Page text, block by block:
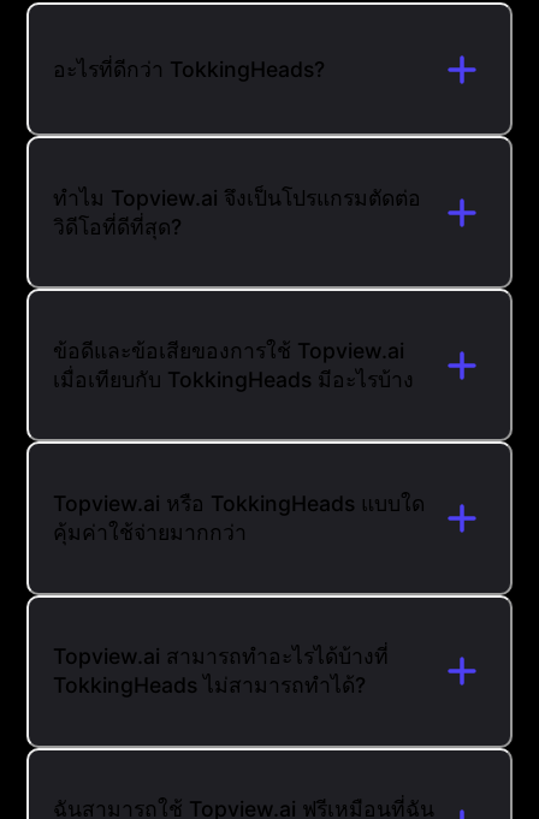
อะไรที่ดีกว่า TokkingHeads?
ทำไม Topview.ai จึงเป็นโปรแกรมตัดต่อ
วิดีโอที่ดีที่สุด?
ข้อดีและข้อเสียของการใช้ Topview.ai
เมื่อเทียบกับ TokkingHeads มีอะไรบ้าง
Topview.ai หรือ TokkingHeads แบบใด
คุ้มค่าใช้จ่ายมากกว่า
Topview.ai สามารถทำอะไรได้บ้างที่
TokkingHeads ไม่สามารถทำได้?
ฉันสามารถใช้ Topview.ai ฟรีเหมือนที่ฉัน